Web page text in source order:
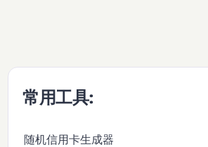
常用工具:
随机信用卡生成器